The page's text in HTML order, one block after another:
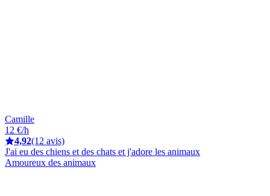
Camille
12 €/h
4,92(12 avis)
J'ai eu des chiens et des chats et j'adore les animaux
Amoureux des animaux